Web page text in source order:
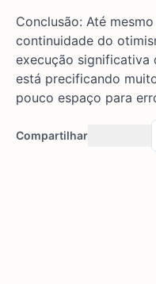
Conclusão: Até
continuidade do
execução significativa
está precificando
pouco espaço para
Compartilhar